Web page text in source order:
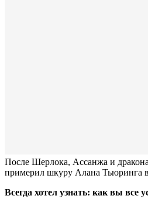
После Шерлока, Ассанжа и
примерил шкуру Алана Тьюринга
Всегда хотел узнать: как вы все